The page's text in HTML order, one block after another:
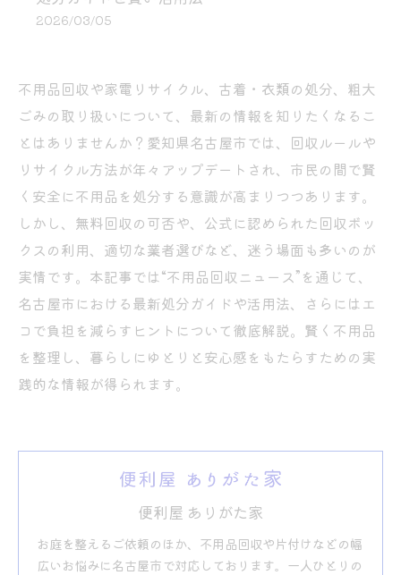
2026/03/05
不用品回収や家電リサイクル、古着・衣類の処分、粗大
ごみの取り扱いについて、最新の情報を知りたくなるこ
とはありませんか？愛知県名古屋市では、回収ルールや
リサイクル方法が年々アップデートされ、市民の間で賢
く安全に不用品を処分する意識が高まりつつあります。
しかし、無料回収の可否や、公式に認められた回収ボッ
クスの利用、適切な業者選びなど、迷う場面も多いのが
実情です。本記事では“不用品回収ニュース”を通じて、
名古屋市における最新処分ガイドや活用法、さらにはエ
コで負担を減らすヒントについて徹底解説。賢く不用品
を整理し、暮らしにゆとりと安心感をもたらすための実
践的な情報が得られます。
便利屋 ありがた家
お庭を整えるご依頼のほか、不用品回収や片付けなどの幅
広いお悩みに名古屋市で対応しております。一人ひとりの